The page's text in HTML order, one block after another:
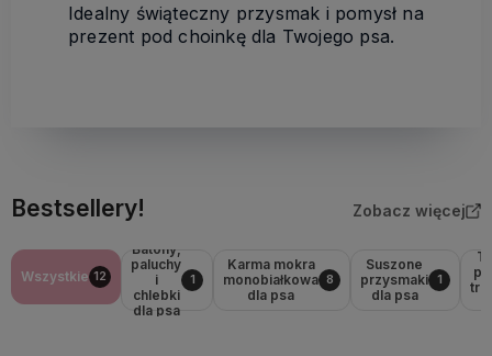
Idealny świąteczny przysmak i pomysł na
prezent pod choinkę dla Twojego psa.
Bestsellery! Zobacz więcej
Wszystkie 12
Batony,
paluchy
i
chlebki
dla psa
1
Karma mokra
monobiałkowa
dla psa
8
Suszone
przysmaki
dla psa
1